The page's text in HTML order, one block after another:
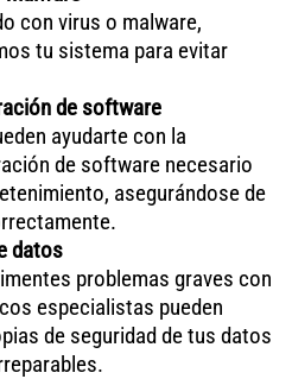
con virus o malware,
tu sistema para evitar
de software
ayudarte con la
de software necesario
asegurándose de
datos
problemas graves con
especialistas pueden
de seguridad de tus datos